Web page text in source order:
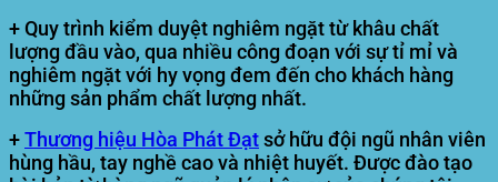
+ Quy trình kiểm duyệt nghiêm ngặt từ khâu chất
lượng đầu vào, qua nhiều công đoạn với sự tỉ mỉ và
nghiêm ngặt với hy vọng đem đến cho khách hàng
những sản phẩm chất lượng nhất.
+Thương hiệu Hòa Phát Đạtsở hữu đội ngũ nhân viên
hùng hầu, tay nghề cao và nhiệt huyết. Được đào tạo